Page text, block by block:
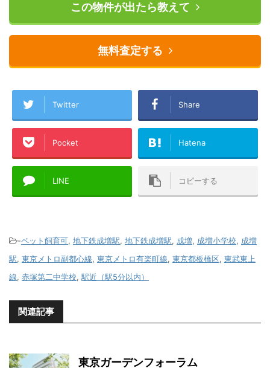
この物件が出たら教えて
無料査定する
Twitter Share
Pocket Hatena
LINE コピーする
-ペット飼育可, 地下鉄成増駅, 地下鉄成増駅, 成増, 成増小学校, 成増
駅, 東京メトロ副都心線, 東京メトロ有楽町線, 東京都板橋区, 東武東上
線, 赤塚第二中学校,駅近（駅5分以内）
関連記事
東京ガーデンフォーラム